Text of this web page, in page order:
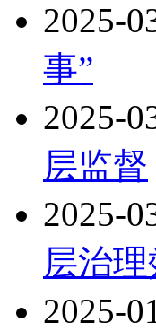
2025-
事”
2025-
层监督
2025-
层治
2025-